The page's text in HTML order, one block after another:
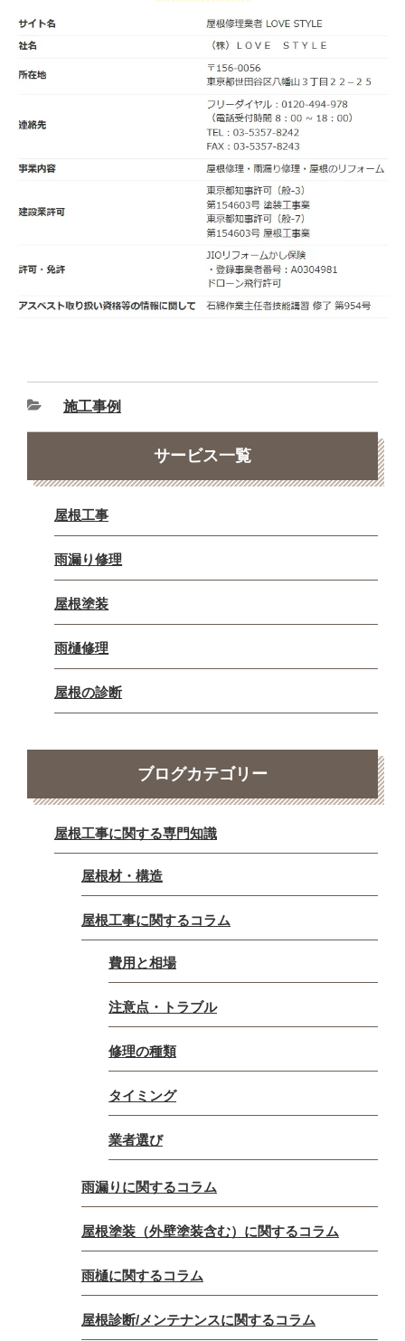
施工事例
サービス一覧
屋根工事
雨漏り修理
屋根塗装
雨樋修理
屋根の診断
ブログカテゴリー
屋根工事に関する専門知識
屋根材・構造
屋根工事に関するコラム
費用と相場
注意点・トラブル
修理の種類
タイミング
業者選び
雨漏りに関するコラム
屋根塗装（外壁塗装含む）に関するコラム
雨樋に関するコラム
屋根診断/メンテナンスに関するコラム